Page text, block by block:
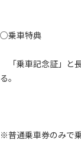
○乗車特典
「乗車記念証」と
る。
※普通乗車券のみで